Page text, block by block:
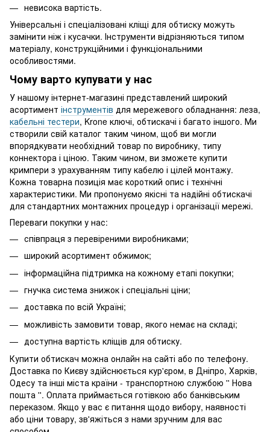
невисока вартість.
Універсальні і спеціалізовані кліщі для обтиску можуть
замінити ніж і кусачки. Інструменти відрізняються типом
матеріалу, конструкційними і функціональними
особливостями.
Чому варто купувати у нас
У нашому інтернет-магазині представлений широкий
асортимент інструментів для мережевого обладнання: леза,
кабельні тестери, Krone ключі, обтискачі і багато іншого. Ми
створили свій каталог таким чином, щоб ви могли
впорядкувати необхідний товар по виробнику, типу
коннектора і ціною. Таким чином, ви зможете купити
кримпери з урахуванням типу кабелю і цілей монтажу.
Кожна товарна позиція має короткий опис і технічні
характеристики. Ми пропонуємо якісні та надійні обтискачі
для стандартних монтажних процедур і організації мережі.
Переваги покупки у нас:
співпраця з перевіреними виробниками;
широкий асортимент обжимок;
інформаційна підтримка на кожному етапі покупки;
гнучка система знижок і спеціальні ціни;
доставка по всій Україні;
можливість замовити товар, якого немає на складі;
доступна вартість кліщів для обтиску.
Купити обтискач можна онлайн на сайті або по телефону.
Доставка по Києву здійснюється кур'єром, в Дніпро, Харків,
Одесу та інші міста країни - транспортною службою '' Нова
пошта ''. Оплата приймається готівкою або банківським
переказом. Якщо у вас є питання щодо вибору, наявності
або ціни товару, зв'яжіться з нами зручним для вас